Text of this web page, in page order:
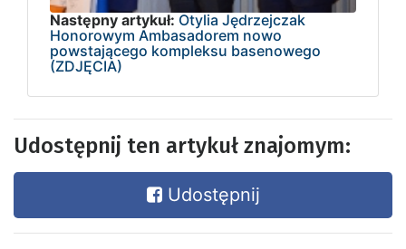
Następny artykuł: Otylia Jędrzejczak
Honorowym Ambasadorem nowo
powstającego kompleksu basenowego
(ZDJĘCIA)
Udostępnij ten artykuł znajomym:
Udostępnij